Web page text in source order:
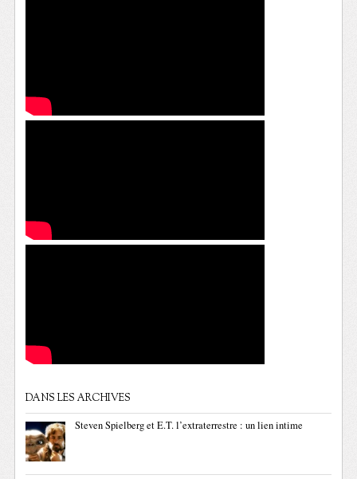
DANS LES ARCHIVES
Steven Spielberg et E.T. l’extraterrestre : un lien intime